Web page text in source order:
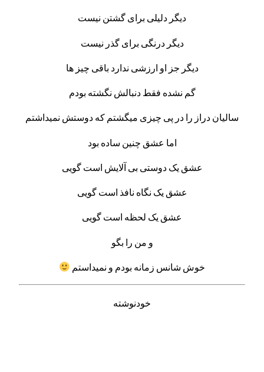
دیگر دلیلی برای گشتن نیست
دیگر درنگی برای گذر نیست
دیگر جز او ارزشی ندارد باقی چیز ها
گم نشده فقط دنبالش نگشته بودم
سالیان دراز را در پی چیزی میگشتم که دوستش نمیداشتم
اما عشق چنین ساده بود
عشق یک دوستی بی آلایش است گویی
عشق یک نگاه نافذ است گویی
عشق یک لحظه است گویی
و من را بگو
خوش شانس زمانه بودم و نمیداستم
خودنوشته